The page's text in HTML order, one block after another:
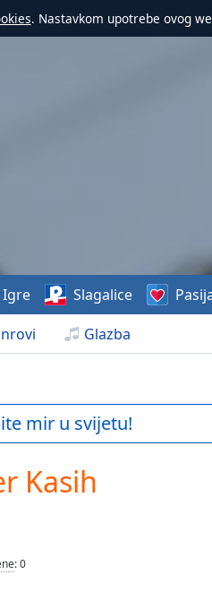
. Nastavkom upotrebe ovog
Glazba
Igre Slagalice
mir u svijetu!
Kasih
:0